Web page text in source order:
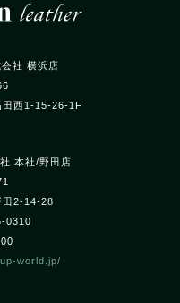
社 横浜店
田西1-15-26-1F
本社/野田店
田2-14-28
0310
world.jp/